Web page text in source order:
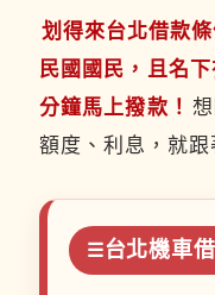
划得來台北借款
民國國民，且名
分鐘馬上撥款！
額度、利息，就跟
台北機車